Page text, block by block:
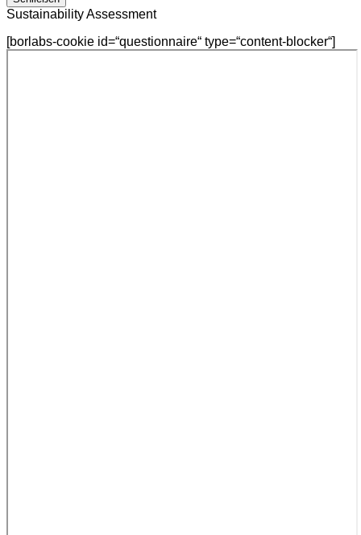
Sustainability Assessment
[borlabs-cookie id=“questionnaire“ type=“content-blocker“]